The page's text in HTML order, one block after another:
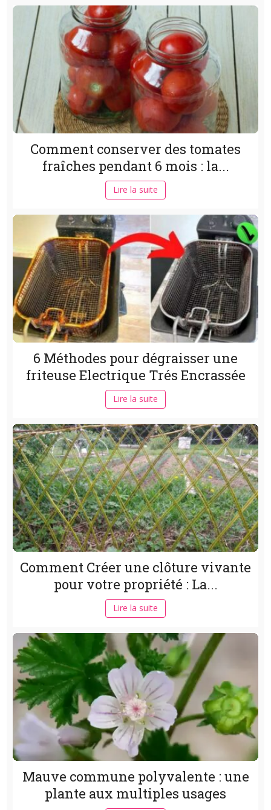
Comment conserver des tomates
fraîches pendant 6 mois : la...
Lire la suite
6 Méthodes pour dégraisser une
friteuse Electrique Trés Encrassée
Lire la suite
Comment Créer une clôture vivante
pour votre propriété : La...
Lire la suite
Mauve commune polyvalente : une
plante aux multiples usages